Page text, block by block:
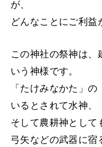
が、
どんなことにご利益
この神社の祭神は、
いう神様です。
「たけみなかた」
いるとされて水神、
そして農耕神として
弓矢などの武器に宿